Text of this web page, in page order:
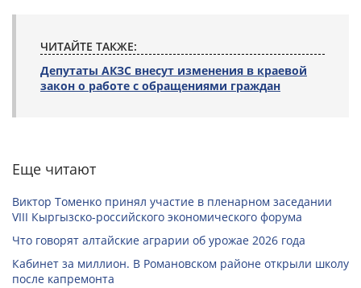
ЧИТАЙТЕ ТАКЖЕ:
Депутаты АКЗС внесут изменения в краевой
закон о работе с обращениями граждан
Еще читают
Виктор Томенко принял участие в пленарном заседании
VIII Кыргызско-российского экономического форума
Что говорят алтайские аграрии об урожае 2026 года
Кабинет за миллион. В Романовском районе открыли школу
после капремонта